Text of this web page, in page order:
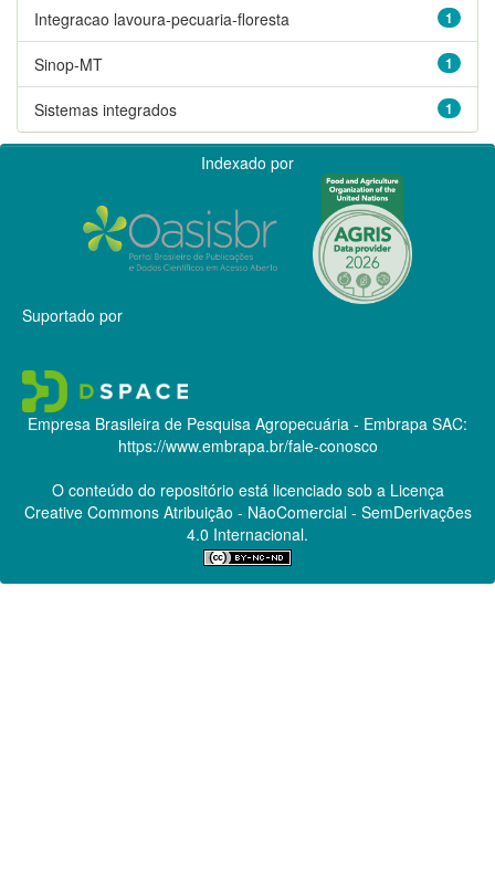
1
Integracao lavoura-pecuaria-floresta
1
Sinop-MT
1
Sistemas integrados
Indexado por
Suportado por
Empresa Brasileira de Pesquisa Agropecuária - Embrapa SAC:
https://www.embrapa.br/fale-conosco
O conteúdo do repositório está licenciado sob a Licença
Creative CommonsAtribuição - NãoComercial - SemDerivações
4.0 Internacional.